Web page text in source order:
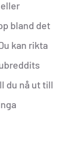
bland det
kan rikta
du nå ut till